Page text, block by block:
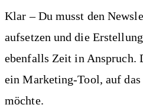
Klar – Du musst den
aufsetzen und die
ebenfalls Zeit in Anspruch.
ein Marketing-Tool, auf
möchte.